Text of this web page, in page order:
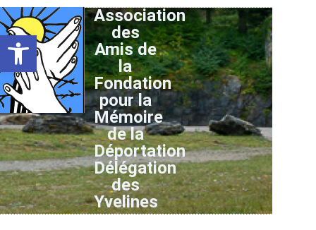
Ouvrir la barre d’outils
Association
des
Amis de
la
Fondation
pour la
Mémoire
de la
Déportation
Délégation
des
Yvelines